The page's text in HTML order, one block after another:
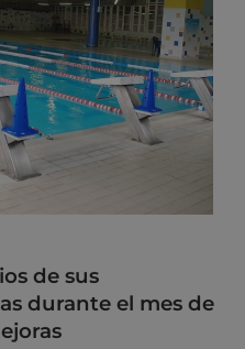
de sus
durante el mes de